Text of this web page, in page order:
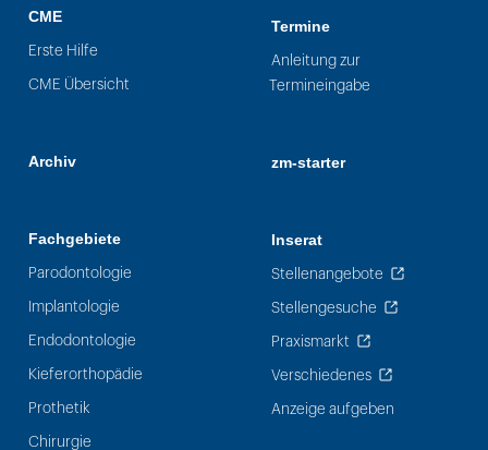
CME
Erste Hilfe
CME Übersicht
Archiv
Fachgebiete
Parodontologie
Implantologie
Endodontologie
Kieferorthopädie
Prothetik
Chirurgie
Termine
Anleitung zur
Termineingabe
zm-starter
Inserat
Stellenangebote
Stellengesuche
Praxismarkt
Verschiedenes
Anzeige aufgeben